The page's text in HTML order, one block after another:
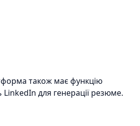
також має функцію
для генерації резюме.